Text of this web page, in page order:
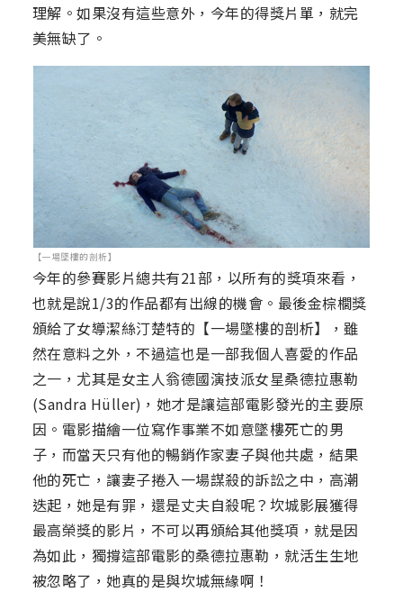
理解。如果沒有這些意外，今年的得獎片單，就完
美無缺了。
【一場墜樓的剖析】
今年的參賽影片總共有21部，以所有的獎項來看，
也就是說1/3的作品都有出線的機會。最後金棕櫚獎
頒給了女導潔絲汀楚特的【一場墜樓的剖析】，雖
然在意料之外，不過這也是一部我個人喜愛的作品
之一，尤其是女主人翁德國演技派女星桑德拉惠勒
(Sandra Hüller)，她才是讓這部電影發光的主要原
因。電影描繪一位寫作事業不如意墜樓死亡的男
子，而當天只有他的暢銷作家妻子與他共處，結果
他的死亡，讓妻子捲入一場謀殺的訴訟之中，高潮
迭起，她是有罪，還是丈夫自殺呢？坎城影展獲得
最高榮獎的影片，不可以再頒給其他獎項，就是因
為如此，獨撐這部電影的桑德拉惠勒，就活生生地
被忽略了，她真的是與坎城無緣啊！